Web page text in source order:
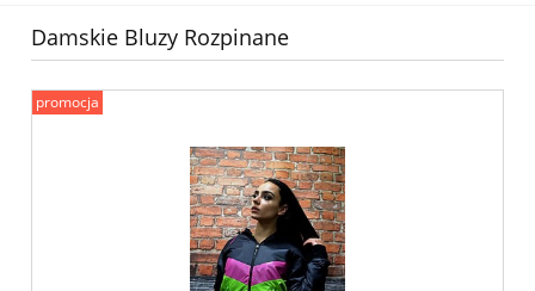
Damskie Bluzy Rozpinane
promocja